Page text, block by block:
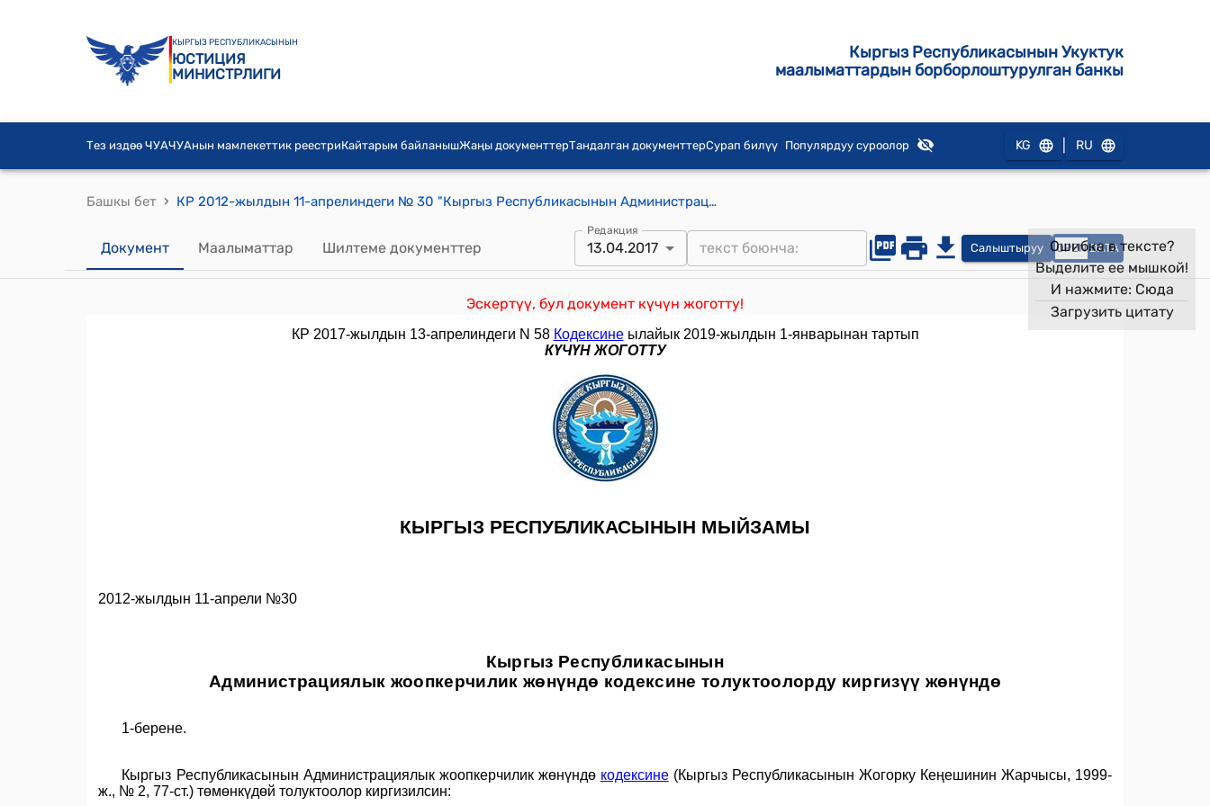
КЫРГЫЗ РЕСПУБЛИКАСЫНЫН
ЮСТИЦИЯ
МИНИСТРЛИГИ
Кыргыз Республикасынын Укуктук
маалыматтардын борборлоштурулган банкы
Тез издөө ЧУАЧУАнын мамлекеттик реестриКайтарым байланышЖаңы документтерТандалган документтерСурап билүү Популярдуу суроолор KG RU
Башкы бет › КР 2012-жылдын 11-апрелиндеги № 30 "Кыргыз Республикасынын Администрациялык жоопкерчилик жөнүндө кодексине толуктоолорду киргизүү жөнүндө" Мыйзамы
Документ Маалыматтар Шилтеме документтер
Редакция
13.04.2017 Салыштыруу OPEN DATA
Эскертүү, бул документ күчүн жоготту!
Ошибка в тексте?
Выделите ее мышкой!
И нажмите: Сюда
Загрузить цитату